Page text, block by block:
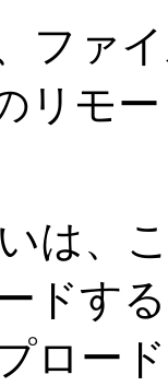
ファ
リモ
は、
ドす
ロー